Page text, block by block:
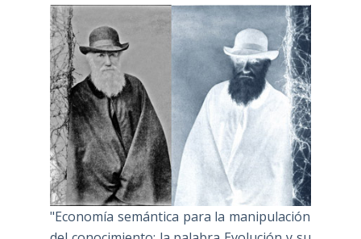
"Economía semántica para la manipulación